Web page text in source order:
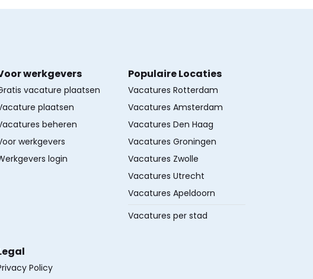
werkgevers
vacature plaatsen
plaatsen
beheren
werkgevers
login
Populaire Locaties
Vacatures Rotterdam
Vacatures Amsterdam
Vacatures Den Haag
Vacatures Groningen
Vacatures Zwolle
Vacatures Utrecht
Vacatures Apeldoorn
Vacatures per stad
Policy